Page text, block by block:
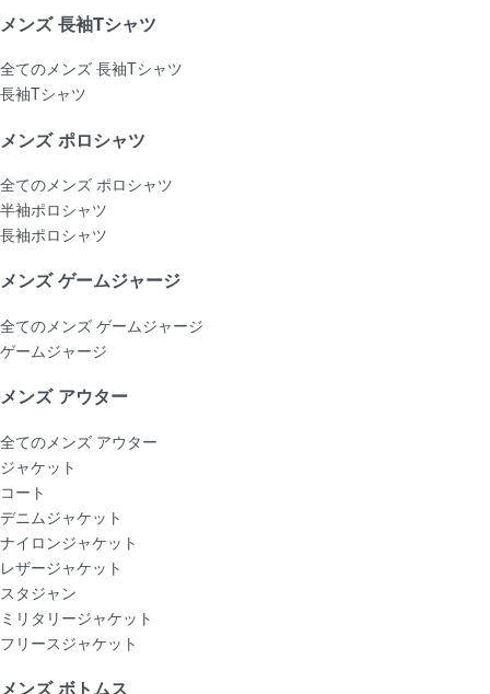
メンズ 長袖Tシャツ
全てのメンズ 長袖Tシャツ
長袖Tシャツ
メンズ ポロシャツ
全てのメンズ ポロシャツ
半袖ポロシャツ
長袖ポロシャツ
メンズ ゲームジャージ
全てのメンズ ゲームジャージ
ゲームジャージ
メンズ アウター
全てのメンズ アウター
ジャケット
コート
デニムジャケット
ナイロンジャケット
レザージャケット
スタジャン
ミリタリージャケット
フリースジャケット
メンズ ボトムス